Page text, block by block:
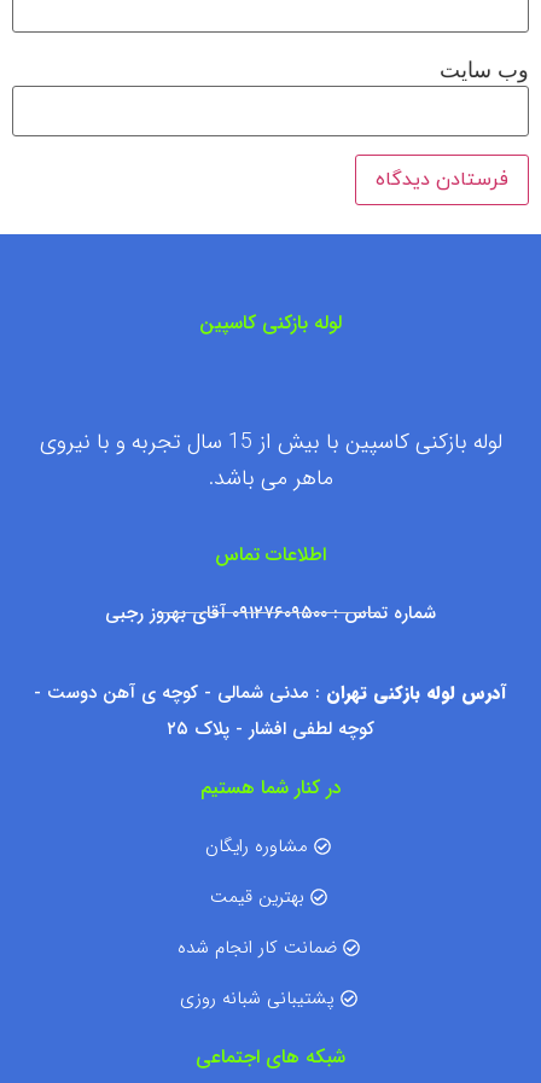
وب‌ سایت
لوله بازکنی کاسپین
لوله بازکنی کاسپین با بیش از 15 سال تجربه و با نیروی
ماهر می باشد.
اطلاعات تماس
شماره تماس : ۰۹۱۲۷۶۰۹۵۰۰ آقای بهروز رجبی
آدرس لوله بازکنی تهران : مدنی شمالی - کوچه ی آهن دوست -
کوچه لطفی افشار - پلاک ۲۵
در کنار شما هستیم
مشاوره رایگان
بهترین قیمت
ضمانت کار انجام شده
پشتیبانی شبانه روزی
شبکه های اجتماعی